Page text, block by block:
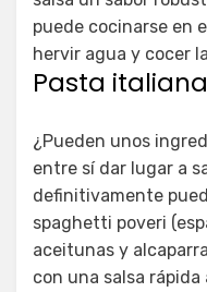
puede cocinarse en
hervir agua y cocer
Pasta
¿Pueden unos
entre sí dar lugar a
definitivamente
spaghetti poveri
aceitunas y
con una salsa